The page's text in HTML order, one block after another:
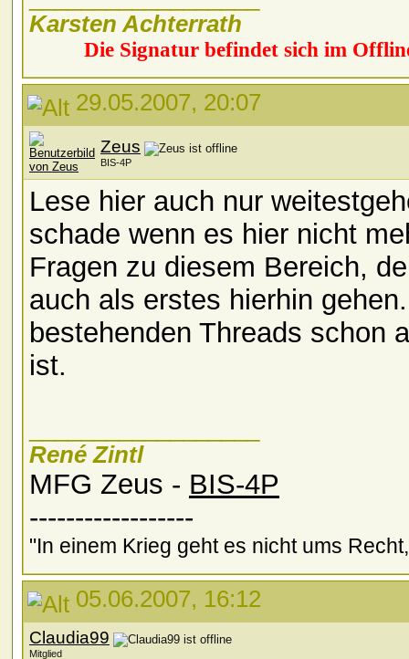
Karsten Achterrath
Die Signatur befindet sich im
29.05.2007, 20:07
Zeus
BIS-4P
Lese hier auch nur
schade wenn es hier nicht
Fragen zu diesem Bereich,
auch als erstes hierhin
bestehenden Threads schon
ist.
René Zintl
MFG Zeus - BIS-4P
------------------
"In einem Krieg geht es nicht ums
05.06.2007, 16:12
Claudia99
Mitglied